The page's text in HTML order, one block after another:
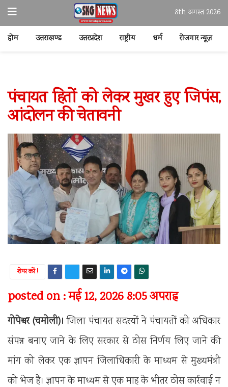
8th अगस्त 2026
होम उत्तराखण्ड उत्तरप्रदेश राष्ट्रीय धर्म रोजगार न्यूज़
पंचायत हितों को लेकर मुखर हुए जिपंस,
आंदोलन की चेतावनी
शेयर करें !
posted on : मई 12, 2026 8:05 अपराह्न
गोपेश्वर (चमोली)। जिला पंचायत सदस्यों ने पंचायतों को अधिकार
संपन्न बनाए जाने के लिए सरकार से ठोस निर्णय लिए जाने की
मांग को लेकर एक ज्ञापन जिलाधिकारी के माध्यम से मुख्यमंत्री
को भेज है। ज्ञापन के माध्यम से एक माह के भीतर ठोस कार्रवाई न